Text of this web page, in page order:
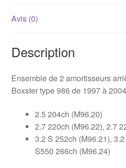
Avis (0)
Description
Ensemble de 2 amortisseurs
Boxster type 986 de 1997 à
2.5 204ch (M96.20)
2.7 220ch (M96.22), 2.7
3.2 S 252ch (M96.21),
S550 266ch (M96.24)